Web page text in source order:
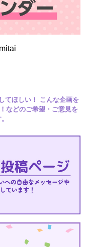
てほしい！ こんな企画を
などのご希望・ご意見を